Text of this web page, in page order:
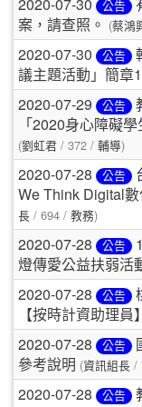
公告
案，請查照。
(蔡鴻
2020-07-30 公告
議主題活動」簡章
2020-07-29 公告
「2020身心障礙
(劉虹君 / 372 / 輔導)
2020-07-28 公告
We Think Digital
長 / 694 / 教務)
2020-07-28 公告
燈傳愛公益扶弱活
2020-07-28 公告
【按時計資助理員
2020-07-28 公告
參考說明 (資訊組長 /
2020-07-28 公告